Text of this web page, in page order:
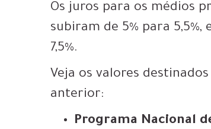
Os juros para os médios
subiram de 5% para
7,5%.
Veja os valores
anterior:
Programa Nacional